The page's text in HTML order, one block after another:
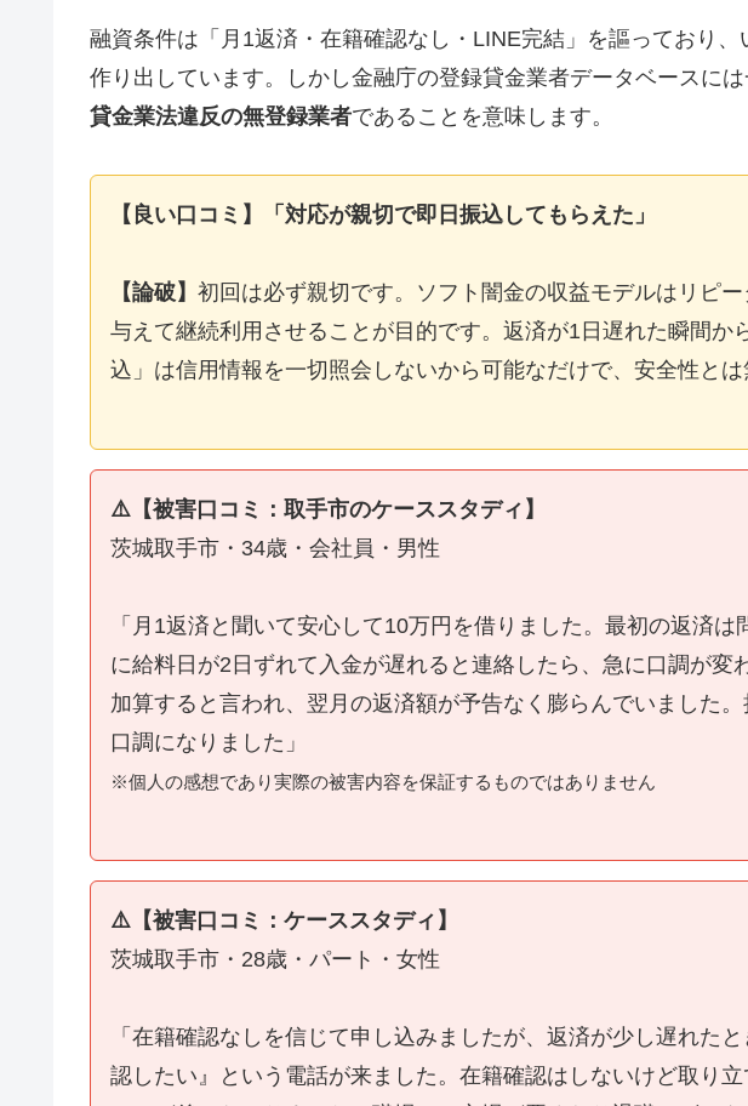
融資条件は「月1返済・在籍確認なし・LINE完結」を謳っており
作り出しています。しかし金融庁の登録貸金業者データベースに
貸金業法違反の無登録業者であることを意味します。
【良い口コミ】「対応が親切で即日振込してもらえた」
【論破】 初回は必ず親切です。ソフト闇金の収益モデルはリピ
与えて継続利用させることが目的です。返済が1日遅れた瞬間か
込」は信用情報を一切照会しないから可能なだけで、安全性とは
⚠️【被害口コミ：取手市のケーススタディ】
茨城取手市・34歳・会社員・男性
「月1返済と聞いて安心して10万円を借りました。最初の返済は
に給料日が2日ずれて入金が遅れると連絡したら、急に口調が変
加算すると言われ、翌月の返済額が予告なく膨らんでいました
口調になりました」
※個人の感想であり実際の被害内容を保証するものではありません
⚠️【被害口コミ：ケーススタディ】
茨城取手市・28歳・パート・女性
「在籍確認なしを信じて申し込みましたが、返済が少し遅れた
認したい』という電話が来ました。在籍確認はしないけど取り